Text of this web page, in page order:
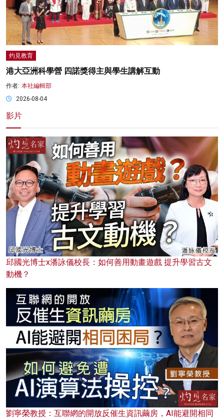
灼見教育
港大亞洲科學營 四諾獎得主與學生講解互動
作者: 本社編輯部
2026-08-04
影片
邱國光博士x潘詠儀校長：如何善用動畫遊戲 提升學習古文
動機？
劉寧榮教授：互聯網的開放反催生資訊繭房，AI能避開相同